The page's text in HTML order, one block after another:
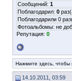
Сообщений: 1
Поблагодарил: 0
Поблагодарили 0
Фотоальбомы: не
Репутация: 0
Нажмите здесь, чтобы
14.10.2011, 03:59